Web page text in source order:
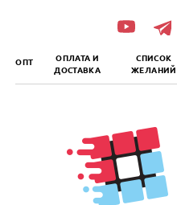
ОПТ
ОПЛАТА И
ДОСТАВКА
СПИСОК
ЖЕЛАНИЙ